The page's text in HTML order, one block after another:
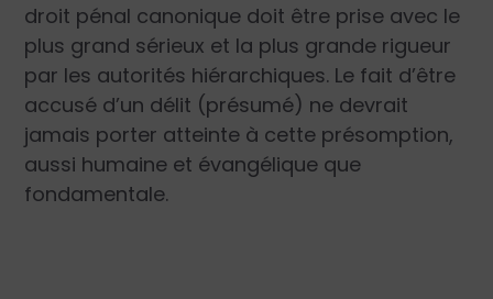
droit pénal canonique doit être prise avec le
plus grand sérieux et la plus grande rigueur
par les autorités hiérarchiques. Le fait d’être
accusé d’un délit (présumé) ne devrait
jamais porter atteinte à cette présomption,
aussi humaine et évangélique que
fondamentale.